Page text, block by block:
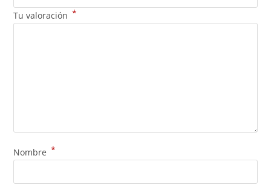
Tu valoración *
Nombre *